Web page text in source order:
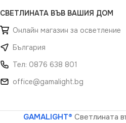
СВЕТЛИНАТА ВЪВ ВАШИЯ ДОМ
Онлайн магазин за осветление
България
Тел: 0876 638 801
office@gamalight.bg
GAMALIGHT® Светлината